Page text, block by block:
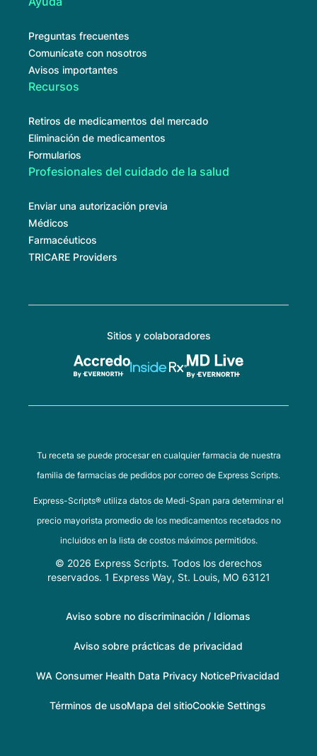
Preguntas frecuentes
Comunícate con nosotros
Avisos importantes
Recursos
Retiros de medicamentos del mercado
Eliminación de medicamentos
Formularios
Profesionales del cuidado de la salud
Enviar una autorización previa
Médicos
Farmacéuticos
TRICARE Providers
Sitios y colaboradores
Tu receta se puede procesar en cualquier farmacia de nuestra
familia de farmacias de pedidos por correo de Express Scripts.
Express-Scripts® utiliza datos de Medi-Span para determinar el
precio mayorista promedio de los medicamentos recetados no
incluidos en la lista de costos máximos permitidos.
© 2026 Express Scripts. Todos los derechos
reservados. 1 Express Way, St. Louis, MO 63121
Aviso sobre no discriminación / Idiomas
Aviso sobre prácticas de privacidad
WA Consumer Health Data Privacy NoticePrivacidad
Términos de usoMapa del sitioCookie Settings